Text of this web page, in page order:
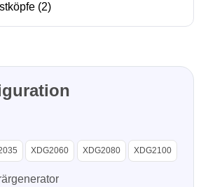
(2)
XDG2060 XDG2080 XDG2100